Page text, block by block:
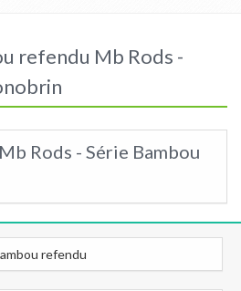
refendu Mb Rods -
Rods - Série Bambou
refendu